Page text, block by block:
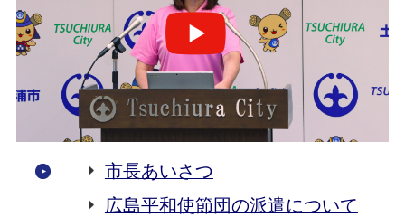
市長あいさつ
広島平和使節団の派遣について